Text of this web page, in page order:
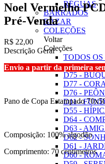
RÉGUAS
BARRADOS
BAZAR
COLEÇÕES
Voltar
Coleções
TODOS
D10 -
D75 -
D77 -
D76 -
D11 -
D55 -
D64 -
D63 -
D62 -
D61 -
D60 -
Noel Vermelho
Pré-Venda
R$ 22,00
Descrição Geral
Envio a partir da primeira
Pano de Copa Estampado
Composição: 100% algodão
Comprimento: 70 centímetros